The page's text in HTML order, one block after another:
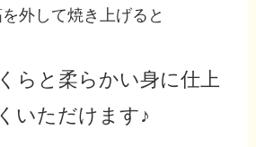
外して焼き上げると
らと柔らかい身に仕上
いただけます♪